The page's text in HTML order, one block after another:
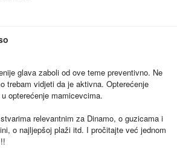
glava zaboli od ove teme preventivno. Ne
trebam vidjeti da je aktivna. Opterećenje
opterećenje mamicevcima.
relevantnim za Dinamo, o guzicama i
o najljepšoj plaži itd. I pročitajte već jednom